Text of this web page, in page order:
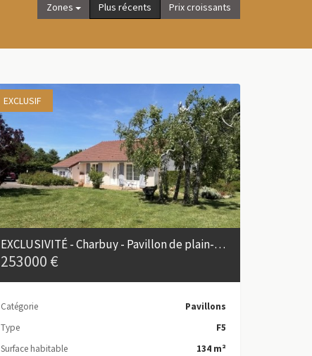
Zones Plus récents Prix croissants
EXCLUSIF
EXCLUSIVITÉ - Charbuy - Pavillon de plain-pied avec grand terrain
253000 €
Catégorie
Pavillons
Type
F5
Surface habitable
134 m²